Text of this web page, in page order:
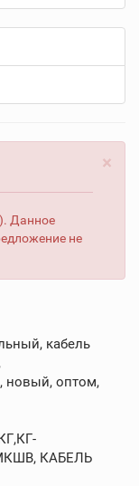
×
Данное
не
кабель
новый, оптом,
КАБЕЛЬ